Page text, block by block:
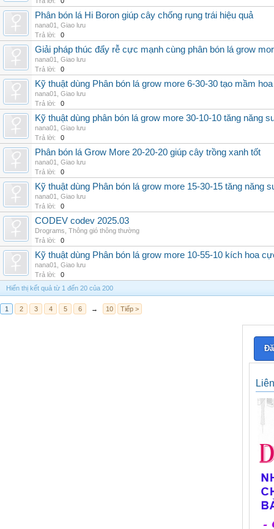
Phân bón lá Hi Boron giúp cây chống rụng trái hiệu quả
nana01
Giao lưu
Trả lời:
0
Giải pháp thúc đẩy rễ cực mạnh cùng phân bón lá grow
nana01
Giao lưu
Trả lời:
0
Kỹ thuật dùng Phân bón lá grow more 6-30-30 tạo mầm hoa
nana01
Giao lưu
Trả lời:
0
Kỹ thuật dùng phân bón lá grow more 30-10-10 tăng năng
nana01
Giao lưu
Trả lời:
0
Phân bón lá Grow More 20-20-20 giúp cây trồng xanh tốt
nana01
Giao lưu
Trả lời:
0
Kỹ thuật dùng Phân bón lá grow more 15-30-15 tăng năng
nana01
Giao lưu
Trả lời:
0
CODEV codev 2025.03
Drograms Thông gió thông thường
Trả lời:
0
Kỹ thuật dùng Phân bón lá grow more 10-55-10 kích hoa
nana01
Giao lưu
Trả lời:
0
Hiển thị kết quả từ 1 đến 20 của 200
1 2 3 4 5 6 → 10 Tiếp >